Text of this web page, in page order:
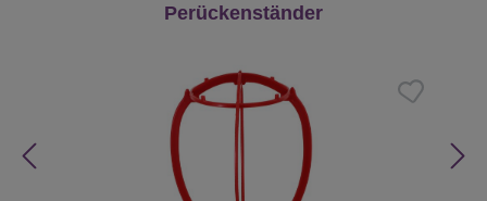
Produktgalerie überspringen
Perückenständer